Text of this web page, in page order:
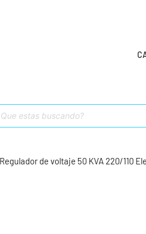
de voltaje 50 KVA 220/110